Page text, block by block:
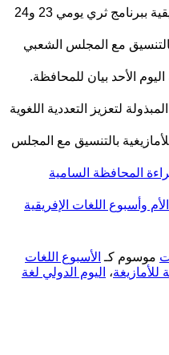
الأم وأسبوع اللغات الإفريقية ببرنامج ثري يومي 23 و24
مع المجلس الشعبي
الأحد بيان للمحافظة.
لتعزيز التعددية اللغوية
بالتنسيق مع المجلس
المحافظة السامية
وأسبوع اللغات الإفريقية
موسوم كـ الأسبوع اللغات
للأمازيغة، اليوم الدولي لغة